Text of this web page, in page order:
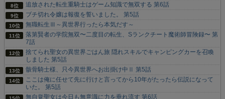
追放された転生重騎士はゲーム知識で無双する 第6話
ブチ切れ令嬢は報復を誓いました。 第5話
無職転生Ⅲ～異世界行ったら本気だす～
落第賢者の学院無双〜二度目の転生、Sランクチート魔術師冒険録〜 第
7話
捨てられ聖女の異世界ごはん旅 隠れスキルでキャンピングカーを召喚
しました 第5話
骸骨騎士様、只今異世界へお出掛け中Ⅱ 第5話
ここは俺に任せて先に行けと言ってから10年がたったら伝説になって
いた。 第5話
無自覚聖女は今日も無意識に力を垂れ流す 第6話